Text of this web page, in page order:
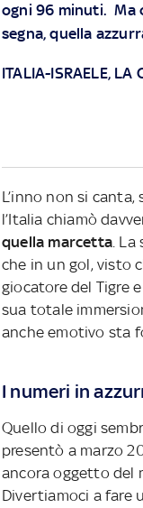
ogni 96 minuti. Ma
segna, quella
ITALIA-ISRAELE, LA
L’inno non si
l’Italia chiamò
quella marcetta. La
che in un gol, visto
giocatore del Tigre
sua totale
anche emotivo sta
I numeri in
Quello di oggi
presentò a marzo
ancora oggetto del
Divertiamoci a fare